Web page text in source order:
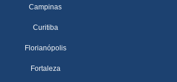
Campinas
Curitiba
Florianópolis
Fortaleza